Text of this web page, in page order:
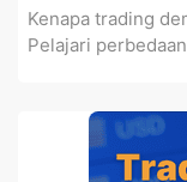
Kenapa trading
Pelajari